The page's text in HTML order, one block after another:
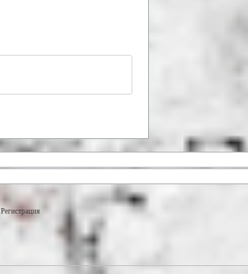
Регистрация